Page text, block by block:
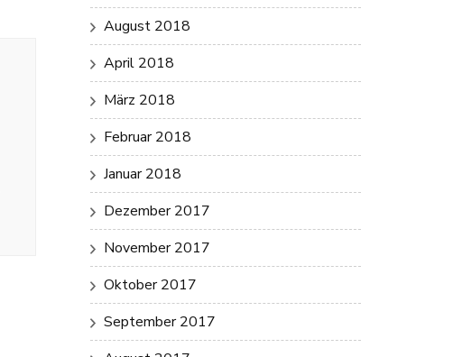
August 2018
April 2018
März 2018
Februar 2018
Januar 2018
Dezember 2017
November 2017
Oktober 2017
September 2017